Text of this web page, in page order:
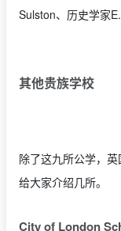
Sulston、历史学家E.
其他贵族学校
除了这九所公学，
给大家介绍几所。
City of London